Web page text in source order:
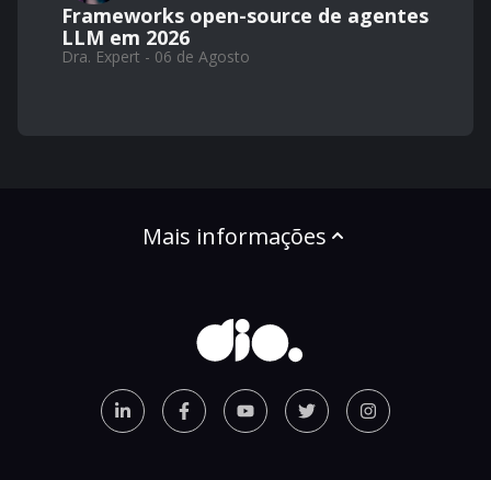
Frameworks open-source de agentes
LLM em 2026
Dra. Expert - 06 de Agosto
Mais informações